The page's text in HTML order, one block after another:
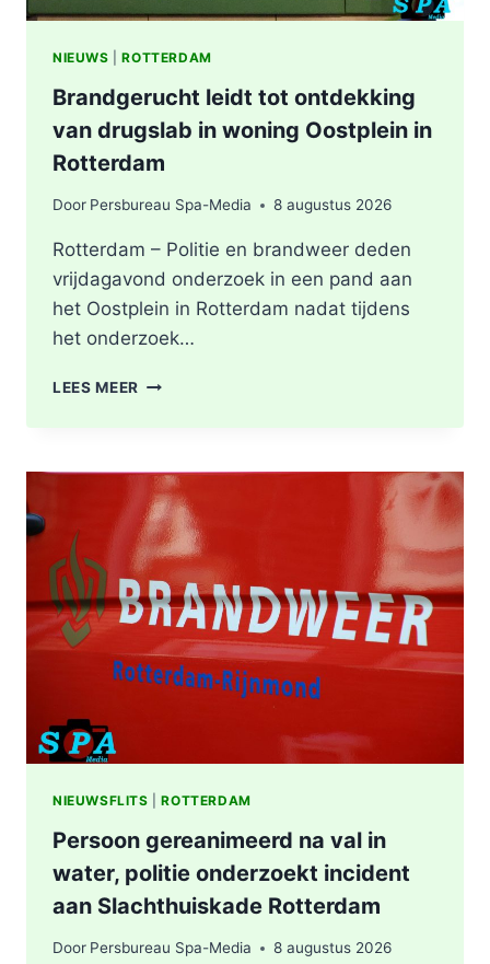
NIEUWS |ROTTERDAM
Brandgerucht leidt tot ontdekking
van drugslab in woning Oostplein in
Rotterdam
Door Persbureau Spa-Media 8 augustus 2026
Rotterdam – Politie en brandweer deden
vrijdagavond onderzoek in een pand aan
het Oostplein in Rotterdam nadat tijdens
het onderzoek…
LEES MEER BRANDGERUCHT
VAN
DRUGSLAB
IN
WONING
OOSTPLEIN
IN
ROTTERDAM
NIEUWSFLITS |ROTTERDAM
Persoon gereanimeerd na val in
water, politie onderzoekt incident
aan Slachthuiskade Rotterdam
Door Persbureau Spa-Media 8 augustus 2026